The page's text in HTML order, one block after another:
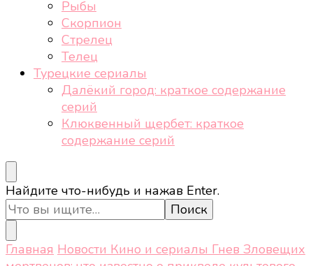
Рыбы
Скорпион
Стрелец
Телец
Турецкие сериалы
Далёкий город: краткое содержание
серий
Клюквенный щербет: краткое
содержание серий
Ищите
что-
то?
Найдите что-нибудь и нажав Enter.
Главная Новости Кино и сериалы Гнев Зловещих